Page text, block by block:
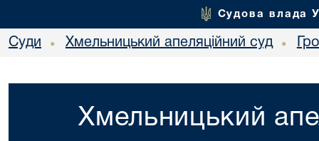
Судова влада
Суди • Хмельницький апеляційний суд •
Хмельницький